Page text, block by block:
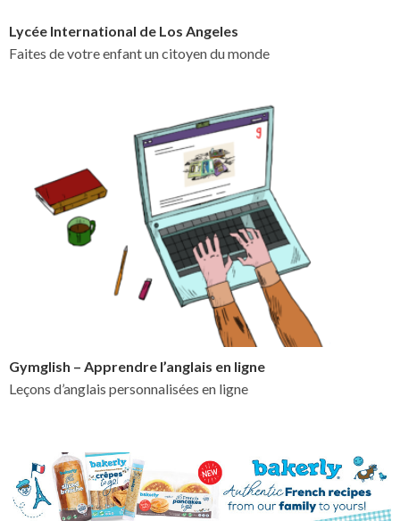
Lycée International de Los Angeles
Faites de votre enfant un citoyen du monde
Gymglish – Apprendre l’anglais en ligne
Leçons d’anglais personnalisées en ligne